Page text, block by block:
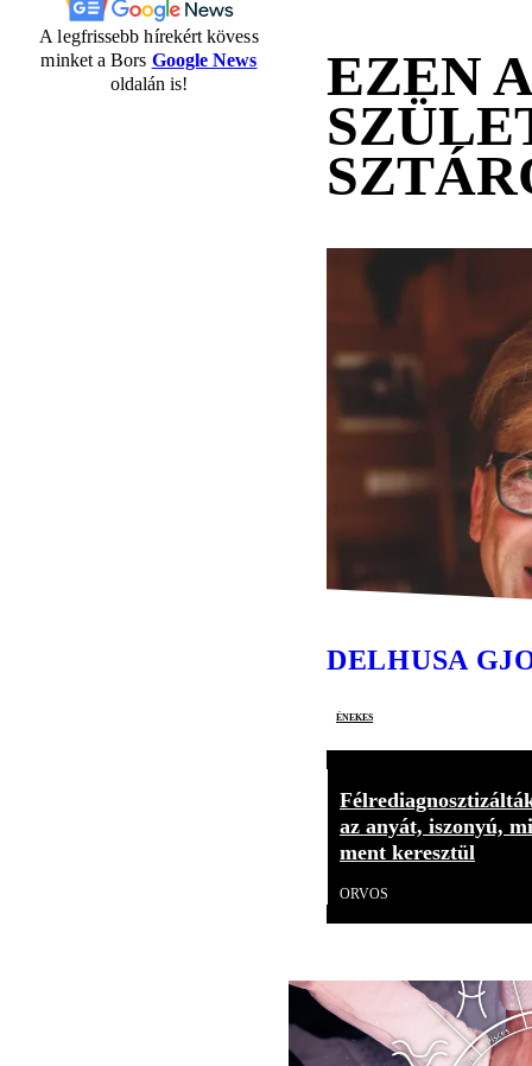
A legfrissebb hírekért kövess
minket a Bors Google News
oldalán is!
EZEN
DELHUSA
énekes
az anyát, iszonyú,
ment keresztül
ORVOS